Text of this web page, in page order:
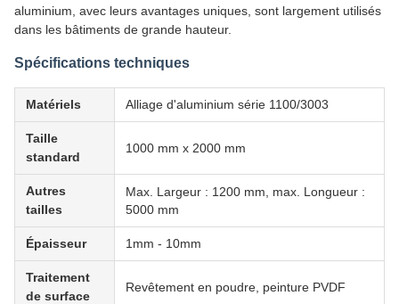
aluminium, avec leurs avantages uniques, sont largement utilisés
dans les bâtiments de grande hauteur.
Spécifications techniques
Matériels Alliage d'aluminium série 1100/3003
Taille
standard
1000 mm x 2000 mm
Autres
tailles
Max. Largeur : 1200 mm, max. Longueur :
5000 mm
Épaisseur 1mm - 10mm
Traitement
de surface
Revêtement en poudre, peinture PVDF